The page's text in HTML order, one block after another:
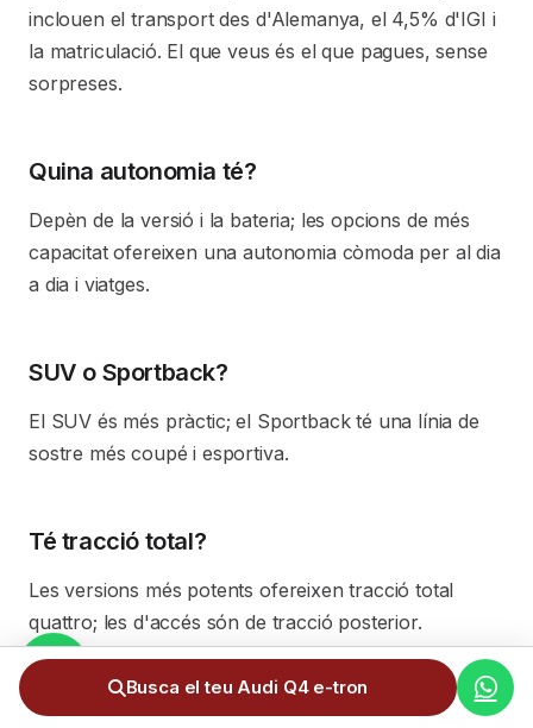
inclouen el transport des d'Alemanya, el 4,5% d'IGI i
la matriculació. El que veus és el que pagues, sense
sorpreses.
Quina autonomia té?
Depèn de la versió i la bateria; les opcions de més
capacitat ofereixen una autonomia còmoda per al dia
a dia i viatges.
SUV o Sportback?
El SUV és més pràctic; el Sportback té una línia de
sostre més coupé i esportiva.
Té tracció total?
Les versions més potents ofereixen tracció total
quattro; les d'accés són de tracció posterior.
Comparteix plataforma amb altres
Busca el teu Audi Q4 e-tron